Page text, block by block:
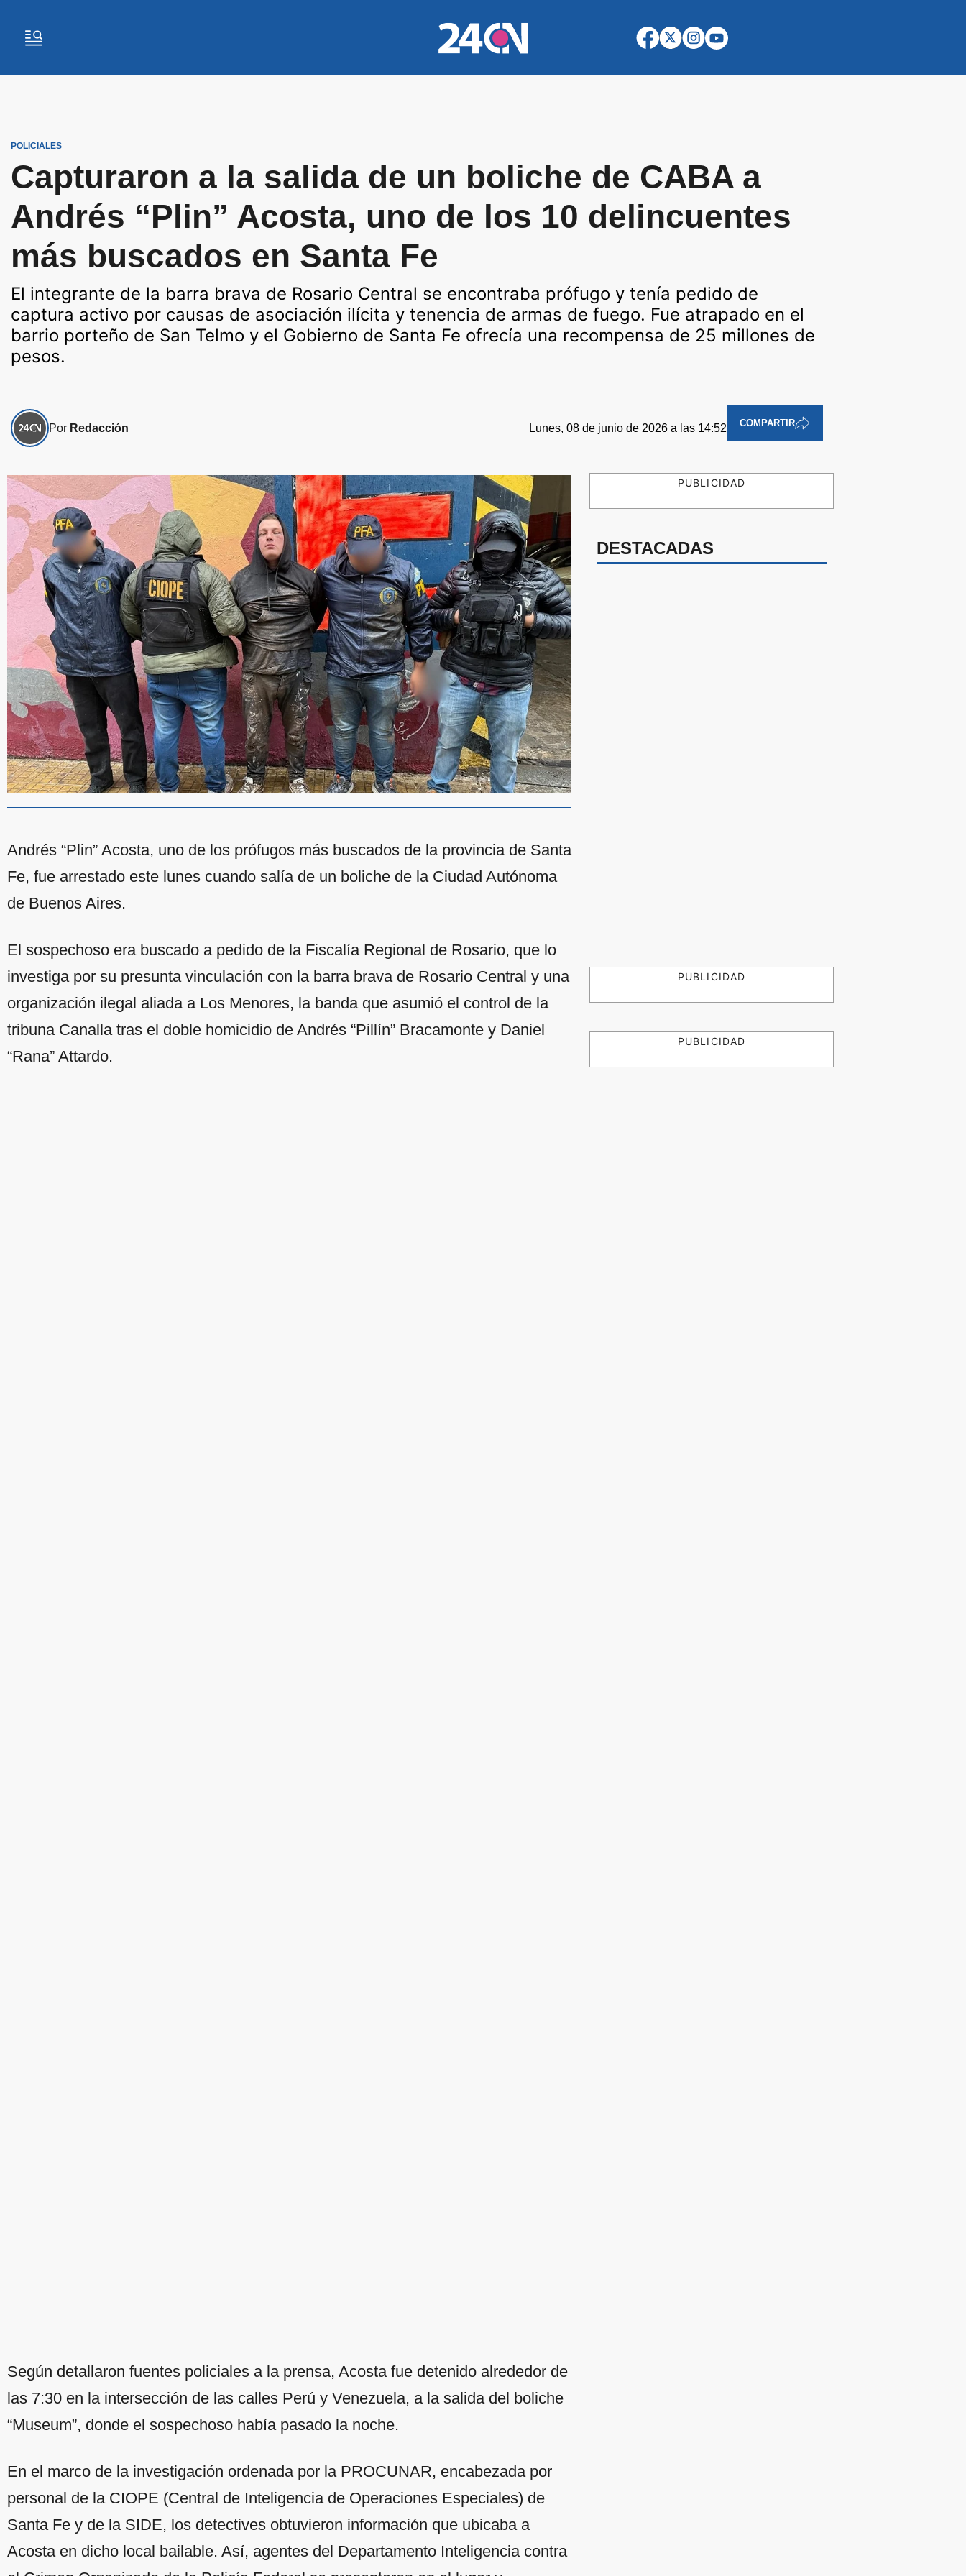
POLICIALES
Capturaron a la salida de un boliche de CABA a
Andrés “Plin” Acosta, uno de los 10 delincuentes
más buscados en Santa Fe
El integrante de la barra brava de Rosario Central se encontraba prófugo y tenía pedido de
captura activo por causas de asociación ilícita y tenencia de armas de fuego. Fue atrapado en el
barrio porteño de San Telmo y el Gobierno de Santa Fe ofrecía una recompensa de 25 millones de
pesos.
Por Redacción Lunes, 08 de junio de 2026 a las 14:52 COMPARTIR
Andrés “Plin” Acosta, uno de los prófugos más buscados de la provincia de Santa
Fe, fue arrestado este lunes cuando salía de un boliche de la Ciudad Autónoma
de Buenos Aires.
El sospechoso era buscado a pedido de la Fiscalía Regional de Rosario, que lo
investiga por su presunta vinculación con la barra brava de Rosario Central y una
organización ilegal aliada a Los Menores, la banda que asumió el control de la
tribuna Canalla tras el doble homicidio de Andrés “Pillín” Bracamonte y Daniel
“Rana” Attardo.
Según detallaron fuentes policiales a la prensa, Acosta fue detenido alrededor de
las 7:30 en la intersección de las calles Perú y Venezuela, a la salida del boliche
“Museum”, donde el sospechoso había pasado la noche.
En el marco de la investigación ordenada por la PROCUNAR, encabezada por
personal de la CIOPE (Central de Inteligencia de Operaciones Especiales) de
Santa Fe y de la SIDE, los detectives obtuvieron información que ubicaba a
Acosta en dicho local bailable. Así, agentes del Departamento Inteligencia contra
PUBLICIDAD
DESTACADAS
PUBLICIDAD
PUBLICIDAD